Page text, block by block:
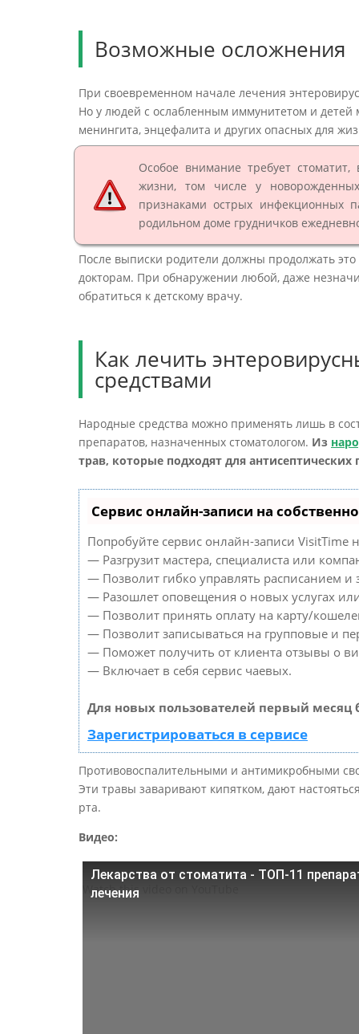
Возможные осложнения
При своевременном начале лечения
Но у людей с ослабленным иммунитетом и детей
менингита, энцефалита и других опасных для
Особое внимание требует
жизни, том числе у
признаками острых инфекционных
родильном доме грудничков
После выписки родители должны продолжать
докторам. При обнаружении любой, даже
обратиться к детскому врачу.
Как лечить
средствами
Народные средства можно применять лишь в
препаратов, назначенных стоматологом. Из
трав, которые подходят для антисептических
Сервис онлайн-записи на
Попробуйте сервис онлайн-записи VisitTime
— Разгрузит мастера, специалиста или
— Позволит гибко управлять расписанием и
— Разошлет оповещения о новых услугах
— Позволит принять оплату на карту/
— Позволит записываться на групповые и
— Поможет получить от клиента отзывы о
— Включает в себя сервис чаевых.
Для новых пользователей первый месяц
Зарегистрироваться в сервисе
Противовоспалительными и антимикробными
Эти травы заваривают кипятком, дают
рта.
Видео:
Лекарства от стоматита - ТОП-11
лечения
Watch this video on YouTube